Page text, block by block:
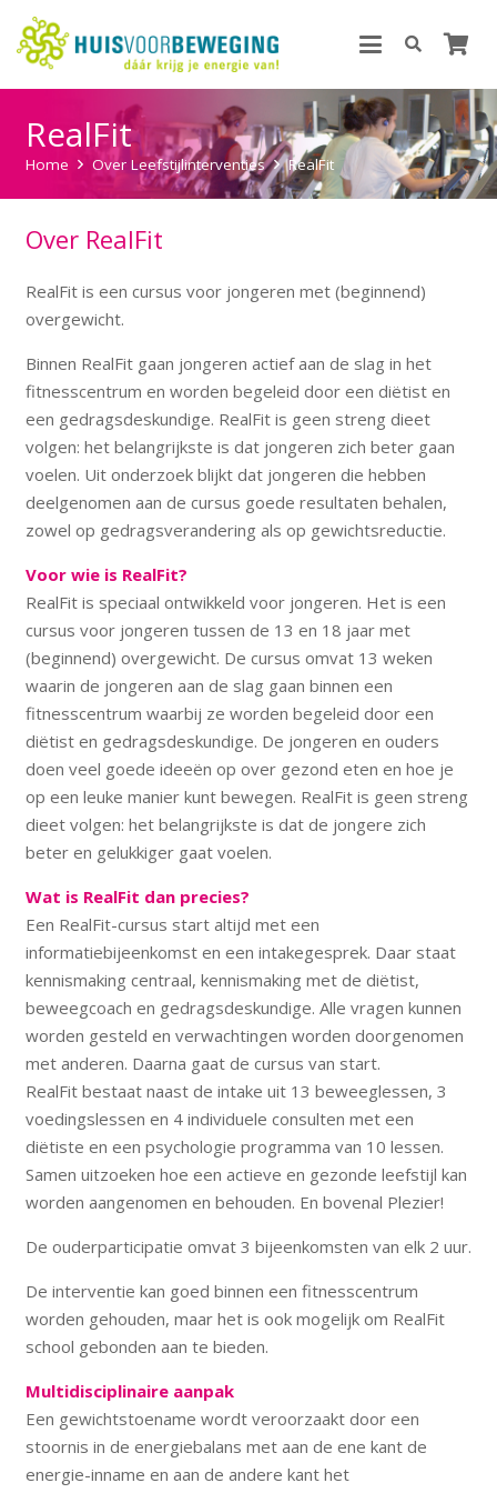
RealFit
Home Over Leefstijlinterventies RealFit
Over RealFit
RealFit is een cursus voor jongeren met (beginnend)
overgewicht.
Binnen RealFit gaan jongeren actief aan de slag in het
fitnesscentrum en worden begeleid door een diëtist en
een gedragsdeskundige. RealFit is geen streng dieet
volgen: het belangrijkste is dat jongeren zich beter gaan
voelen. Uit onderzoek blijkt dat jongeren die hebben
deelgenomen aan de cursus goede resultaten behalen,
zowel op gedragsverandering als op gewichtsreductie.
Voor wie is RealFit?
RealFit is speciaal ontwikkeld voor jongeren. Het is een
cursus voor jongeren tussen de 13 en 18 jaar met
(beginnend) overgewicht. De cursus omvat 13 weken
waarin de jongeren aan de slag gaan binnen een
fitnesscentrum waarbij ze worden begeleid door een
diëtist en gedragsdeskundige. De jongeren en ouders
doen veel goede ideeën op over gezond eten en hoe je
op een leuke manier kunt bewegen. RealFit is geen streng
dieet volgen: het belangrijkste is dat de jongere zich
beter en gelukkiger gaat voelen.
Wat is RealFit dan precies?
Een RealFit-cursus start altijd met een
informatiebijeenkomst en een intakegesprek. Daar staat
kennismaking centraal, kennismaking met de diëtist,
beweegcoach en gedragsdeskundige. Alle vragen kunnen
worden gesteld en verwachtingen worden doorgenomen
met anderen. Daarna gaat de cursus van start.
RealFit bestaat naast de intake uit 13 beweeglessen, 3
voedingslessen en 4 individuele consulten met een
diëtiste en een psychologie programma van 10 lessen.
Samen uitzoeken hoe een actieve en gezonde leefstijl kan
worden aangenomen en behouden. En bovenal Plezier!
De ouderparticipatie omvat 3 bijeenkomsten van elk 2 uur.
De interventie kan goed binnen een fitnesscentrum
worden gehouden, maar het is ook mogelijk om RealFit
school gebonden aan te bieden.
Multidisciplinaire aanpak
Een gewichtstoename wordt veroorzaakt door een
stoornis in de energiebalans met aan de ene kant de
energie-inname en aan de andere kant het